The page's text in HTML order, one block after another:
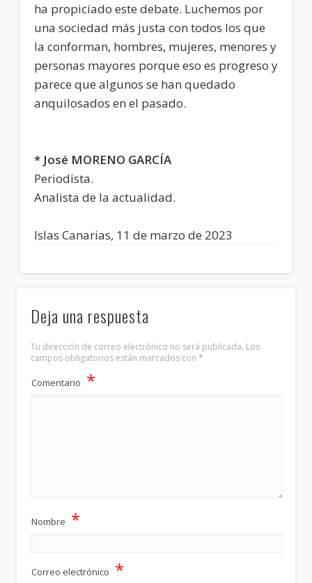
ha propiciado este debate. Luchemos por
una sociedad más justa con todos los que
la conforman, hombres, mujeres, menores y
personas mayores porque eso es progreso y
parece que algunos se han quedado
anquilosados en el pasado.
* José MORENO GARCÍA
Periodista.
Analista de la actualidad.
Islas Canarias, 11 de marzo de 2023
Deja una respuesta
Tu dirección de correo electrónico no será publicada. Los
campos obligatorios están marcados con*
Comentario *
Nombre *
Correo electrónico *